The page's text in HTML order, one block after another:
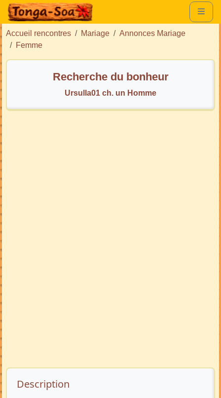
Accueil rencontres Mariage
Annonces Mariage
Femme
Recherche du bonheur
Ursulla01 ch. un Homme
Description de l’annonce
Description